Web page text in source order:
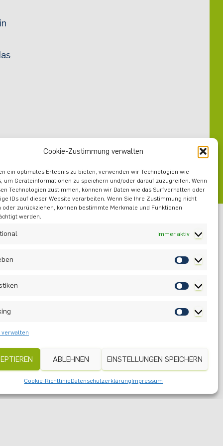
Cookie-Zustimmung verwalten
ein optimales Erlebnis zu bieten, verwenden wir Technologien wie
um Geräteinformationen zu speichern und/oder darauf zuzugreifen. Wenn
Technologien zustimmen, können wir Daten wie das Surfverhalten oder
IDs auf dieser Website verarbeiten. Wenn Sie Ihre Zustimmung nicht
oder zurückziehen, können bestimmte Merkmale und Funktionen
werden.
Immer aktiv
verwalten
ABLEHNEN EINSTELLUNGEN SPEICHERN
Cookie-RichtlinieDatenschutzerklärungImpressum